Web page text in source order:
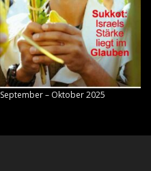
September – Oktober 2025